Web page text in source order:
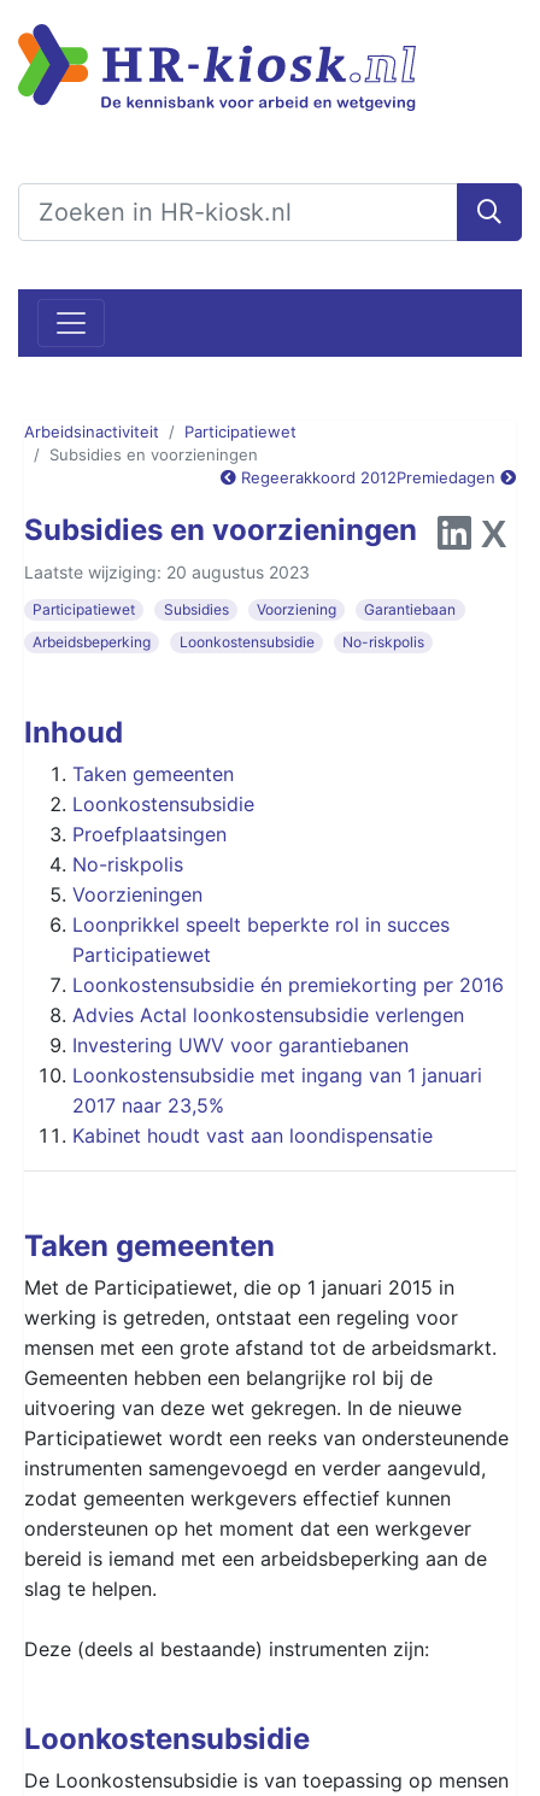
Arbeidsinactiviteit
Participatiewet
Subsidies en voorzieningen
Regeerakkoord 2012Premiedagen
Subsidies en voorzieningen
Laatste wijziging: 20 augustus 2023
Participatiewet Subsidies Voorziening
Garantiebaan
Arbeidsbeperking
Loonkostensubsidie No-riskpolis
Inhoud
Taken gemeenten
Loonkostensubsidie
Proefplaatsingen
No-riskpolis
Voorzieningen
Loonprikkel speelt beperkte rol in succes
Participatiewet
Loonkostensubsidie én premiekorting per 2016
Advies Actal loonkostensubsidie verlengen
Investering UWV voor garantiebanen
Loonkostensubsidie met ingang van 1 januari
2017 naar 23,5%
Kabinet houdt vast aan loondispensatie
Taken gemeenten
Met de Participatiewet, die op 1 januari 2015 in
werking is getreden, ontstaat een regeling voor
mensen met een grote afstand tot de arbeidsmarkt.
Gemeenten hebben een belangrijke rol bij de
uitvoering van deze wet gekregen. In de nieuwe
Participatiewet wordt een reeks van ondersteunende
instrumenten samengevoegd en verder aangevuld,
zodat gemeenten werkgevers effectief kunnen
ondersteunen op het moment dat een werkgever
bereid is iemand met een arbeidsbeperking aan de
slag te helpen.
Deze (deels al bestaande) instrumenten zijn:
Loonkostensubsidie
De Loonkostensubsidie is van toepassing op mensen